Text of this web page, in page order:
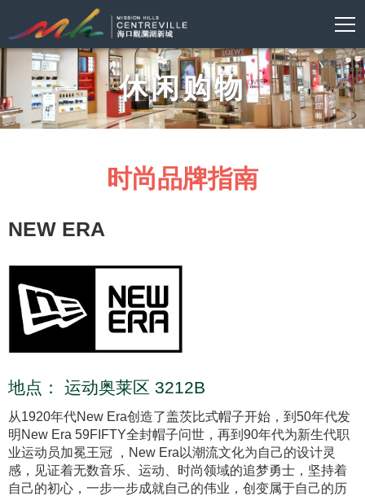
休闲购物
时尚品牌指南
NEW ERA
地点： 运动奥莱区 3212B
从1920年代New Era创造了盖茨比式帽子开始，到50年代发
明New Era 59FIFTY全封帽子问世，再到90年代为新生代职
业运动员加冕王冠 ，New Era以潮流文化为自己的设计灵
感，见证着无数音乐、运动、时尚领域的追梦勇士，坚持着
自己的初心，一步一步成就自己的伟业，创变属于自己的历